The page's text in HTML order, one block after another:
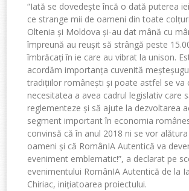
“Iată se dovedește încă o dată puterea
ce strange mii de oameni din toate
Oltenia și Moldova și-au dat mână cu
împreună au reușit să strângă peste
îmbrăcați în ie care au vibrat la unison.
acordăm importanța cuvenită
tradițiilor românești și poate astfel se va
necesitatea a avea cadrul legislativ care
reglementeze și să ajute la dezvoltarea
segment important în economia
convinsă că în anul 2018 ni se vor
oameni și că RomânIA Autentică va
eveniment emblematic!”, a declarat pe
evenimentului RomânIA Autentică de la
Chiriac, inițiatoarea proiectului.